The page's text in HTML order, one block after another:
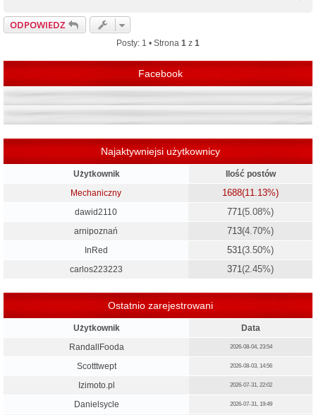
ODPOWIEDZ
Posty: 1 • Strona 1 z 1
Facebook
Najaktywniejsi użytkownicy
Użytkownik
Ilość postów
Mechaniczny
1688(11.13%)
dawid2110 771(5.08%)
arnipoznań 713(4.70%)
InRed 531(3.50%)
carlos223223 371(2.45%)
Ostatnio zarejestrowani
Użytkownik
Data
RandallFooda
2026-08-04, 23:54
Scotttwept 2026-08-03, 14:56
Izimoto.pl 2026-07-31, 22:02
Danielsycle 2026-07-31, 19:49